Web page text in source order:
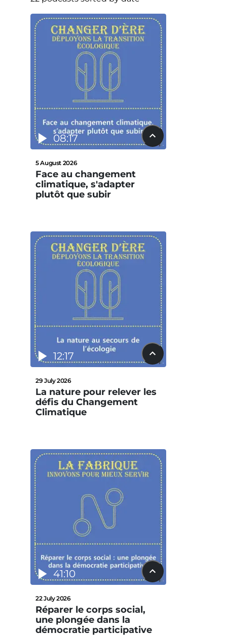
08:17
5 August 2026
Face au changement
climatique, s'adapter
plutôt que subir
12:17
29 July 2026
La nature pour relever les
défis du Changement
Climatique
41:10
22 July 2026
Réparer le corps social,
une plongée dans la
démocratie participative